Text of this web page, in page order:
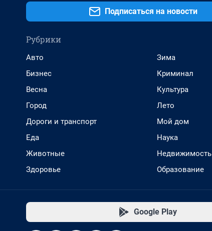
Подписаться на новости
Рубрики
Авто
Бизнес
Весна
Город
Дороги и транспорт
Еда
Животные
Здоровье
Зима
Криминал
Культура
Лето
Мой дом
Наука
Недвижимость
Образование
Google Play